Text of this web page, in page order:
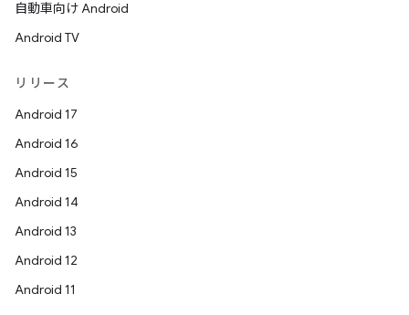
自動車向け Android
Android TV
リリース
Android 17
Android 16
Android 15
Android 14
Android 13
Android 12
Android 11